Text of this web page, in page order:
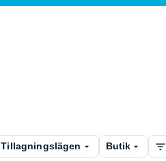
Tillagningslägen Butik